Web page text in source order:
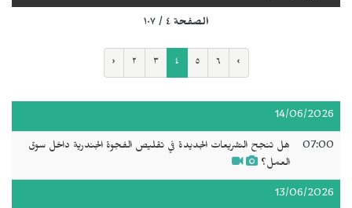
الصفحة ٤ / ١٠٧
‹ ٢ ٣ ٤ ٥ ٦ ›
14/06/2026
07:00
هل تنجح التشريعات الجديدة في تقليص الفجوة الجندرية داخل سوق
العمل؟
13/06/2026